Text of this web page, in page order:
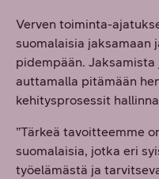
Verven toiminta-
suomalaisia jaksamaan
pidempään.
auttamalla pitämään
kehitysprosessit
”Tärkeä tavoitteemme
suomalaisia, jotka eri
työelämästä ja